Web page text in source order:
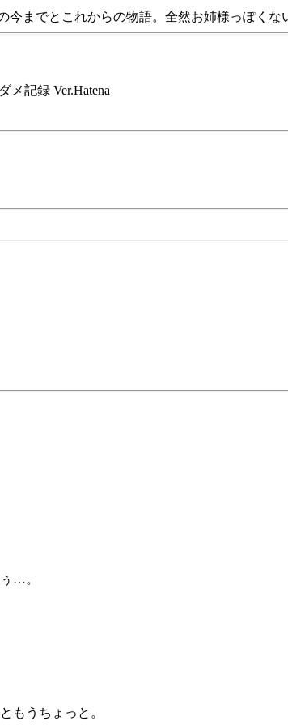
今までとこれからの物語。全然お姉様っぽくな
メ記録 Ver.Hatena
…。
もうちょっと。